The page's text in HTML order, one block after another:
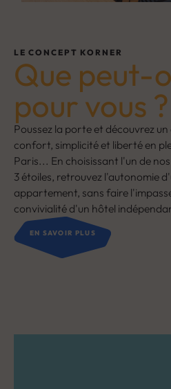
LE CONCEPT KORNER
Que peut-
pour vous ?
Poussez la porte et découvrez
confort, simplicité et liberté en
Paris... En choisissant l'un de
3 étoiles, retrouvez l'autonomie
appartement, sans faire
convivialité d'un hôtel
EN SAVOIR PLUS